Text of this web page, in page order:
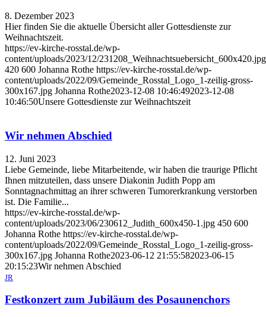
8. Dezember 2023
Hier finden Sie die aktuelle Übersicht aller Gottesdienste zur
Weihnachtszeit.
https://ev-kirche-rosstal.de/wp-
content/uploads/2023/12/231208_Weihnachtsuebersicht_600x420.jpg
420 600 Johanna Rothe https://ev-kirche-rosstal.de/wp-
content/uploads/2022/09/Gemeinde_Rosstal_Logo_1-zeilig-gross-
300x167.jpg Johanna Rothe2023-12-08 10:46:492023-12-08
10:46:50Unsere Gottesdienste zur Weihnachtszeit
Wir nehmen Abschied
12. Juni 2023
Liebe Gemeinde, liebe Mitarbeitende, wir haben die traurige Pflicht
Ihnen mitzuteilen, dass unsere Diakonin Judith Popp am
Sonntagnachmittag an ihrer schweren Tumorerkrankung verstorben
ist. Die Familie...
https://ev-kirche-rosstal.de/wp-
content/uploads/2023/06/230612_Judith_600x450-1.jpg 450 600
Johanna Rothe https://ev-kirche-rosstal.de/wp-
content/uploads/2022/09/Gemeinde_Rosstal_Logo_1-zeilig-gross-
300x167.jpg Johanna Rothe2023-06-12 21:55:582023-06-15
20:15:23Wir nehmen Abschied
JR
Festkonzert zum Jubiläum des Posaunenchors